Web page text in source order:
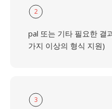
2
pal 또는 기타 필요한 결
가지 이상의 형식 지원)
3